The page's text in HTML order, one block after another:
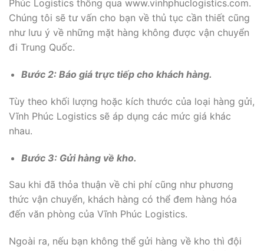
Phúc Logistics thông qua www.vinhphuclogistics.com.
Chúng tôi sẽ tư vấn cho bạn về thủ tục cần thiết cũng
như lưu ý về những mặt hàng không được vận chuyển
đi Trung Quốc.
Bước 2: Báo giá trực tiếp cho khách hàng.
Tùy theo khối lượng hoặc kích thước của loại hàng gửi,
Vĩnh Phúc Logistics sẽ áp dụng các mức giá khác
nhau.
Bước 3: Gửi hàng về kho.
Sau khi đã thỏa thuận về chi phí cũng như phương
thức vận chuyển, khách hàng có thể đem hàng hóa
đến văn phòng của Vĩnh Phúc Logistics.
Ngoài ra, nếu bạn không thể gửi hàng về kho thì đội